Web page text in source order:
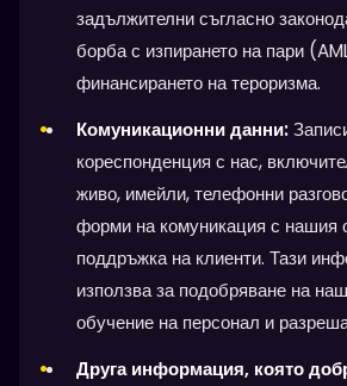
задължителни съгласно
борба с изпирането на пари
финансирането на тероризма.
Комуникационни данни:
кореспонденция с нас,
живо, имейли, телефонни
форми на комуникация с нашия
поддръжка на клиенти. Тази
използва за подобряване на
обучение на персонал и
Друга информация, която